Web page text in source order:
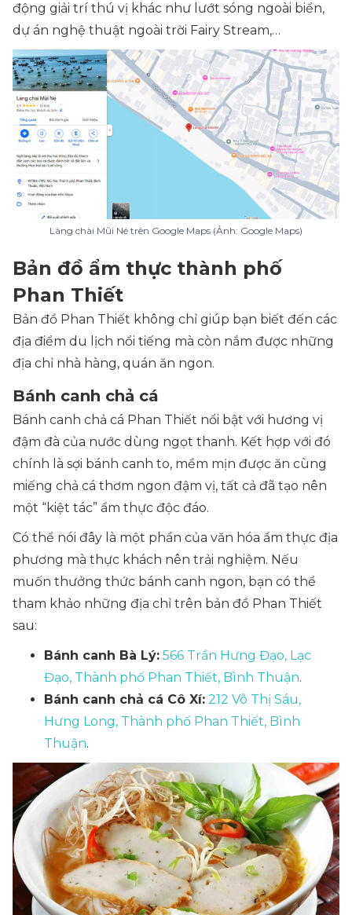
động giải trí thú vị khác như lướt sóng ngoài biển,
dự án nghệ thuật ngoài trời Fairy Stream,…
Làng chài Mũi Né trên Google Maps (Ảnh: Google Maps)
Bản đồ ẩm thực thành phố
Phan Thiết
Bản đồ Phan Thiết không chỉ giúp bạn biết đến các
địa điểm du lịch nổi tiếng mà còn nắm được những
địa chỉ nhà hàng, quán ăn ngon.
Bánh canh chả cá
Bánh canh chả cá Phan Thiết nổi bật với hương vị
đậm đà của nước dùng ngọt thanh. Kết hợp với đó
chính là sợi bánh canh to, mềm mịn được ăn cùng
miếng chả cá thơm ngon đậm vị, tất cả đã tạo nên
một “kiệt tác” ẩm thực độc đáo.
Có thể nói đây là một phần của văn hóa ẩm thực địa
phương mà thực khách nên trải nghiệm. Nếu
muốn thưởng thức bánh canh ngon, bạn có thể
tham khảo những địa chỉ trên bản đồ Phan Thiết
sau:
Bánh canh Bà Lý: 566 Trần Hưng Đạo, Lạc
Đạo, Thành phố Phan Thiết, Bình Thuận.
Bánh canh chả cá Cô Xí: 212 Võ Thị Sáu,
Hưng Long, Thành phố Phan Thiết, Bình
Thuận.